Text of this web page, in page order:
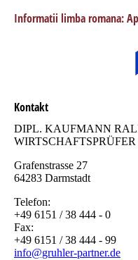
Informatii limba romana:
Kontakt
DIPL. KAUFMANN
Grafenstrasse 27
64283 Darmstadt
Telefon:
+49 6151 / 38 444 - 0
Fax:
+49 6151 / 38 444 - 99
info@gruhler-partner.de